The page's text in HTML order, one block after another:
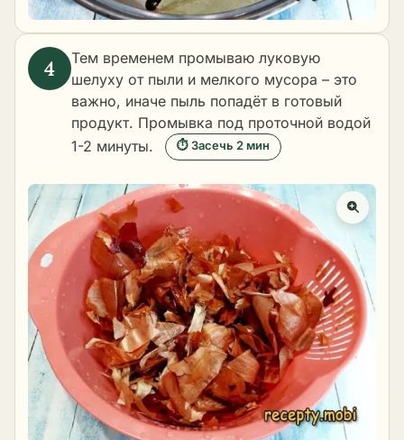
Тем временем промываю луковую
шелуху от пыли и мелкого мусора – это
важно, иначе пыль попадёт в готовый
продукт. Промывка под проточной водой
1-2 минуты.
⏱ Засечь 2 мин